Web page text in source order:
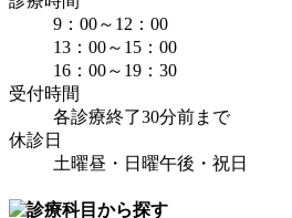
9：00～12：00
13：00～15：00
16：00～19：30
受付時間
各診療終了30分前まで
休診日
土曜昼・日曜午後・祝日